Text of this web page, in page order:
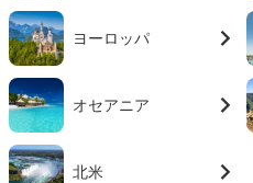
ヨーロッパ
オセアニア
北米